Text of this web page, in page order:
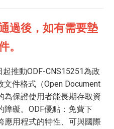
過後，如有需要墊
。
推動ODF-CNS15251為政
文件格式（Open Document
為保證使用者能長期存取資
障礙。ODF優點：免費下
應用程式的特性、可與國際